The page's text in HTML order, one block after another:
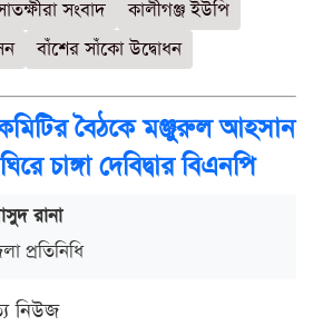
সংবাদ
কালীগঞ্জ ইউপি
বাঁশের সাঁকো উদ্বোধন
কমিটির বৈঠকে মঞ্জুরুল আহসান
চাঙ্গা দেবিদ্বার বিএনপি
রানা
প্রতিনিধি
নিউজ